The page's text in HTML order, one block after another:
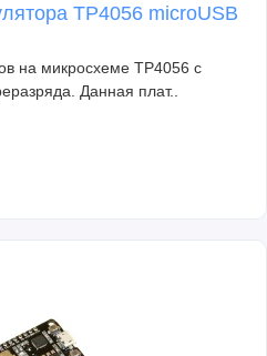
TP4056 microUSB
на микросхеме TP4056 с
Данная плат..